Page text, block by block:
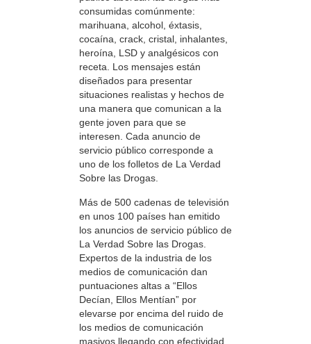
consumidas comúnmente:
marihuana, alcohol, éxtasis,
cocaína, crack, cristal, inhalantes,
heroína, LSD y analgésicos con
receta. Los mensajes están
diseñados para presentar
situaciones realistas y hechos de
una manera que comunican a la
gente joven para que se
interesen. Cada anuncio de
servicio público corresponde a
uno de los folletos de La Verdad
Sobre las Drogas.
Más de 500 cadenas de televisión
en unos 100 países han emitido
los anuncios de servicio público de
La Verdad Sobre las Drogas.
Expertos de la industria de los
medios de comunicación dan
puntuaciones altas a “Ellos
Decían, Ellos Mentían” por
elevarse por encima del ruido de
los medios de comunicación
masivos llegando con efectividad